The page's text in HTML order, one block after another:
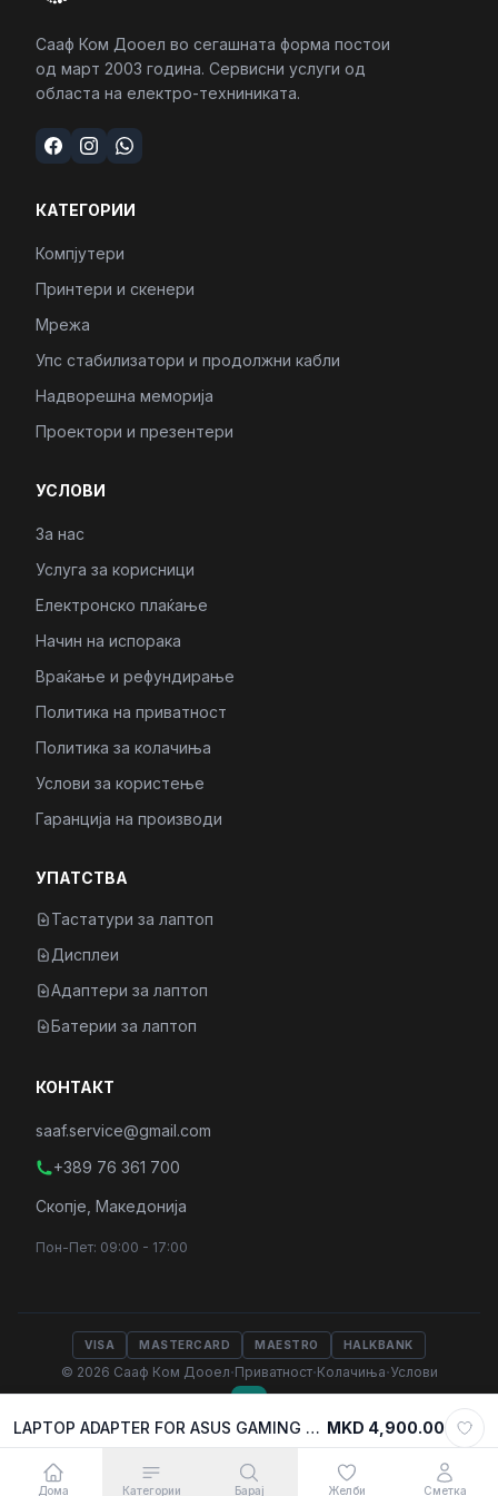
LAPTOP ADAPTER FOR ASUS GAMING 20V 7.5A TIP 6.0 mm X 3.7mm 150W MKD 4,900.00
Select variant
MKD 4,900.00 Додади во кошничка
Сааф Ком Дооел во сегашната форма постои
од март 2003 година. Сервисни услуги од
областа на електро-техниниката.
КАТЕГОРИИ
Компјутери
Принтери и скенери
Мрежа
Упс стабилизатори и продолжни кабли
Надворешна меморија
Проектори и презентери
УСЛОВИ
За нас
Услуга за корисници
Електронско плаќање
Начин на испорака
Враќање и рефундирање
Политика на приватност
Политика за колачиња
Услови за користење
Гаранција на производи
УПАТСТВА
Тастатури за лаптоп
Дисплеи
Адаптери за лаптоп
Батерии за лаптоп
КОНТАКТ
saaf.service@gmail.com
+389 76 361 700
Скопје, Македонија
Пон-Пет: 09:00 - 17:00
VISA MASTERCARD MAESTRO HALKBANK
© 2026 Сааф Ком Дооел·Приватност·Колачиња·Услови
Дома Категории Барај Желби Сметка